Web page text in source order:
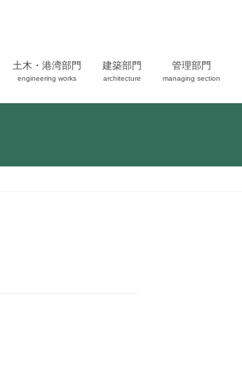
土木・港湾部門
engineering works
建築部門
architecture
管理部門
managing section